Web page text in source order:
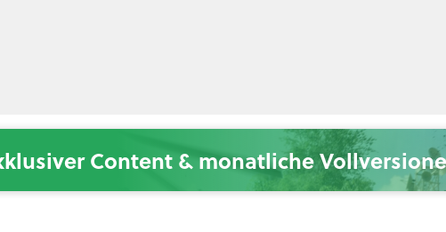
Content & monatliche